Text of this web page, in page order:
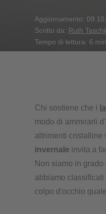
Aggiornamento:
Scritto da: Ruth
Tempo di lettura: 6 min
Chi sostiene che i
modo di ammirarli
altrimenti cristalline
invernale invita a
Non siamo in
abbiamo
colpo d'occhio